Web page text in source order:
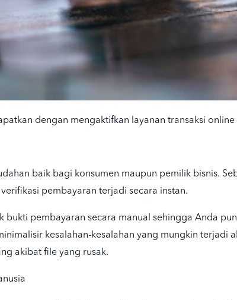
dengan mengaktifkan layanan transaksi
baik bagi konsumen maupun pemilik bisnis.
pembayaran terjadi secara instan.
bukti pembayaran secara manual sehingga Anda
kesalahan-kesalahan yang mungkin terjadi
akibat file yang rusak.